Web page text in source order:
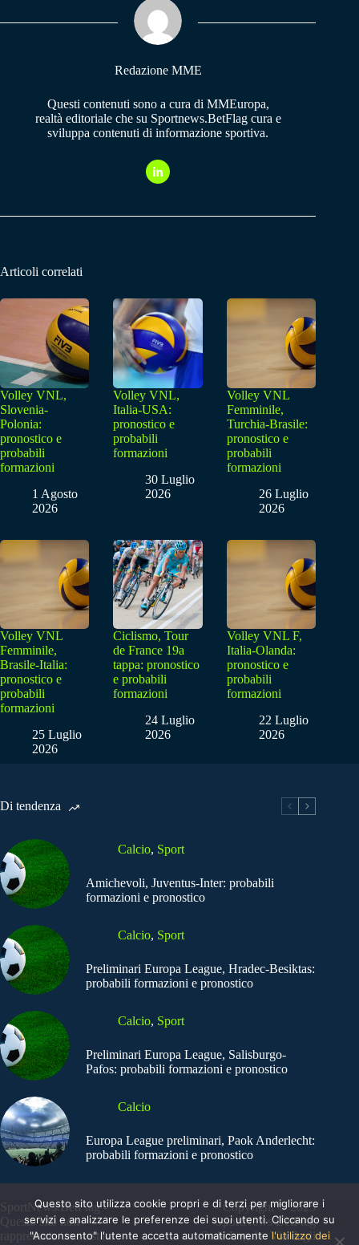
pp m
Redazione MME
Questi contenuti sono a cura di MMEuropa,
realtà editoriale che su Sportnews.BetFlag cura e
sviluppa contenuti di informazione sportiva.
Articoli correlati
Volley VNL,
Slovenia-
Polonia:
pronostico e
probabili
formazioni
1 Agosto
2026
Volley VNL,
Italia-USA:
pronostico e
probabili
formazioni
30 Luglio
2026
Volley VNL
Femminile,
Turchia-Brasile:
pronostico e
probabili
formazioni
26 Luglio
2026
Volley VNL
Femminile,
Brasile-Italia:
pronostico e
probabili
formazioni
25 Luglio
2026
Ciclismo, Tour
de France 19a
tappa: pronostico
e probabili
formazioni
24 Luglio
2026
Volley VNL F,
Italia-Olanda:
pronostico e
probabili
formazioni
22 Luglio
2026
Di tendenza
Calcio, Sport
Amichevoli, Juventus-Inter: probabili
formazioni e pronostico
Calcio, Sport
Preliminari Europa League, Hradec-Besiktas:
probabili formazioni e pronostico
Calcio, Sport
Preliminari Europa League, Salisburgo-
Pafos: probabili formazioni e pronostico
Calcio
Europa League preliminari, Paok Anderlecht:
probabili formazioni e pronostico
SportNews.BetFlag -
Questo sito non
rappresenta una testata
Copyright © 2025
SportNews BetFlag
Sede Legale: Via degli
Questo sito utilizza cookie propri e di terzi per migliorare i
servizi e analizzare le preferenze dei suoi utenti. Cliccando su
"Acconsento" l'utente accetta automaticamente l'utilizzo dei